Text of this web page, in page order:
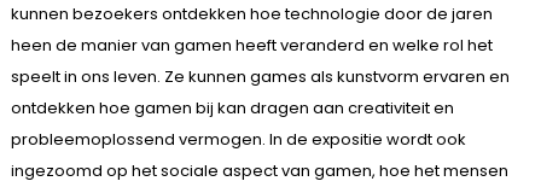
kunnen bezoekers ontdekken hoe technologie door de jaren
heen de manier van gamen heeft veranderd en welke rol het
speelt in ons leven. Ze kunnen games als kunstvorm ervaren en
ontdekken hoe gamen bij kan dragen aan creativiteit en
probleemoplossend vermogen. In de expositie wordt ook
ingezoomd op het sociale aspect van gamen, hoe het mensen